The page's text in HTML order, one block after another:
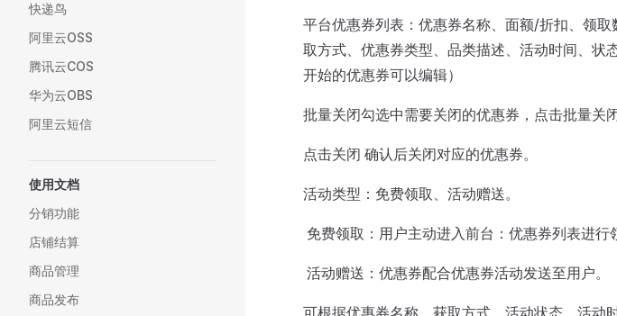
快递鸟
阿里云OSS
腾讯云COS
华为云OBS
阿里云短信
使用文档
分销功能
店铺结算
商品管理
商品发布
平台优惠券列表：优惠券名称、面额/折扣、领
取方式、优惠券类型、品类描述、活动时间、状
开始的优惠券可以编辑）
批量关闭勾选中需要关闭的优惠券，点击批量关
点击关闭 确认后关闭对应的优惠券。
活动类型：免费领取、活动赠送。
免费领取：用户主动进入前台：优惠券列表进行
​ 活动赠送：优惠券配合优惠券活动发送至用户。
可根据优惠券名称，获取方式，活动状态，活动